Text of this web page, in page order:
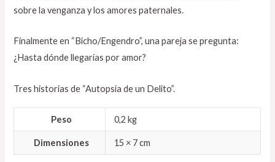
sobre la venganza y los amores paternales.
Finalmente en “Bicho/Engendro”, una pareja se pregunta:
¿Hasta dónde llegarías por amor?
Tres historias de “Autopsia de un Delito”.
Peso 0,2 kg
Dimensiones 15 × 7 cm